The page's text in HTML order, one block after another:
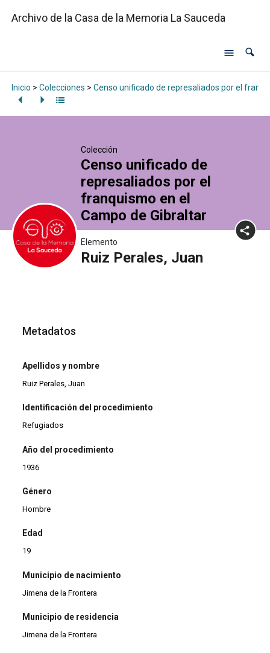
Archivo de la Casa de la Memoria La Sauceda
Inicio > Colecciones > Censo unificado de represaliados por el
Colección
Censo unificado de
represaliados por el
franquismo en el
Campo de Gibraltar
Elemento
Ruiz Perales, Juan
Metadatos
Apellidos y nombre
Ruiz Perales, Juan
Identificación del procedimiento
Refugiados
Año del procedimiento
1936
Género
Hombre
Edad
19
Municipio de nacimiento
Jimena de la Frontera
Municipio de residencia
Jimena de la Frontera